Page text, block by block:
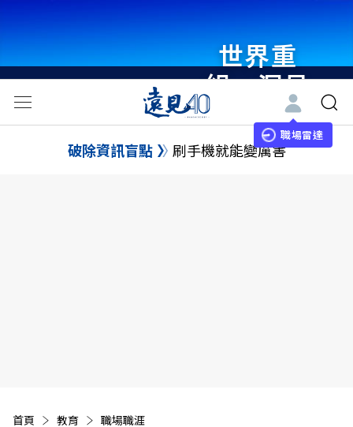
世界重
組・洞見
未來 與
世界領袖
職場雷達
破除資訊盲點 刷手機就能變厲害
首頁 教育 職場職涯